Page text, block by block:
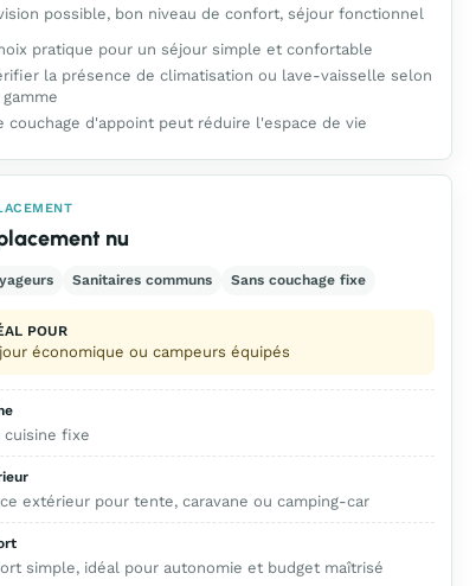
possible, bon niveau de confort, séjour fonctionnel
pratique pour un séjour simple et confortable
la présence de climatisation ou lave-vaisselle selon
gamme
couchage d'appoint peut réduire l'espace de vie
nu
Sanitaires communs Sans couchage fixe
POUR
économique ou campeurs équipés
cuisine fixe
extérieur pour tente, caravane ou camping-car
simple, idéal pour autonomie et budget maîtrisé